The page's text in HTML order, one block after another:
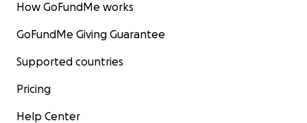
How GoFundMe works
GoFundMe Giving Guarantee
Supported countries
Pricing
Help Center